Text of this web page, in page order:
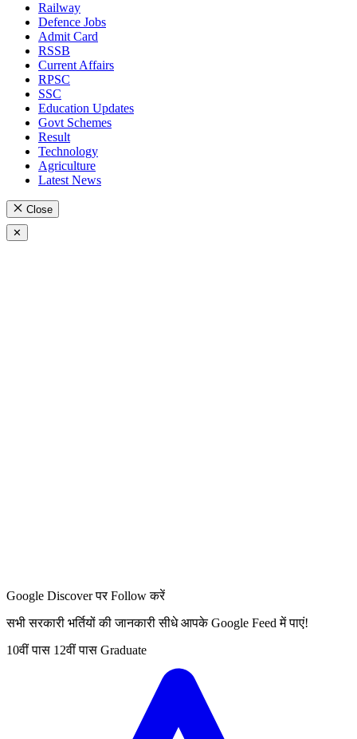
Railway
Defence Jobs
Admit Card
RSSB
Current Affairs
RPSC
SSC
Education Updates
Govt Schemes
Result
Technology
Agriculture
Latest News
Close
✕
Google Discover पर Follow करें
सभी सरकारी भर्तियों की जानकारी सीधे आपके Google Feed में पाएं!
10वीं पास 12वीं पास Graduate